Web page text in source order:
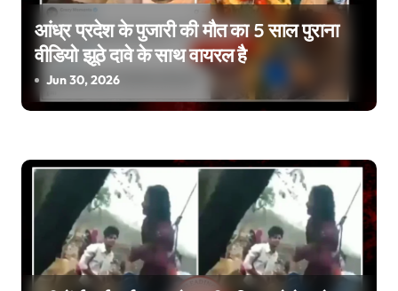
g
a
t
o
n
आंध्र प्रदेश के पुजारी की मौत का 5 साल पुराना
वीडियो झूठे दावे के साथ वायरल है
Jun 30, 2026